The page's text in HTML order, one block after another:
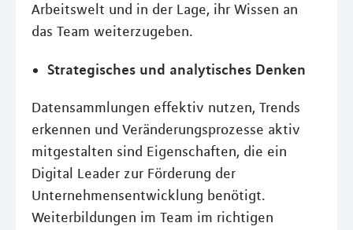
Arbeitswelt und in der Lage, ihr Wissen an
das Team weiterzugeben.
Strategisches und analytisches Denken
Datensammlungen effektiv nutzen, Trends
erkennen und Veränderungsprozesse aktiv
mitgestalten sind Eigenschaften, die ein
Digital Leader zur Förderung der
Unternehmensentwicklung benötigt.
Weiterbildungen im Team im richtigen